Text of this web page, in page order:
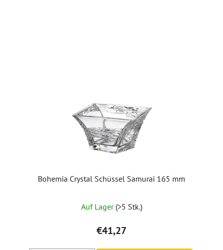
Bohemia Crystal Schüssel Samurai 165 mm
Auf Lager (>5 Stk.)
€41,27